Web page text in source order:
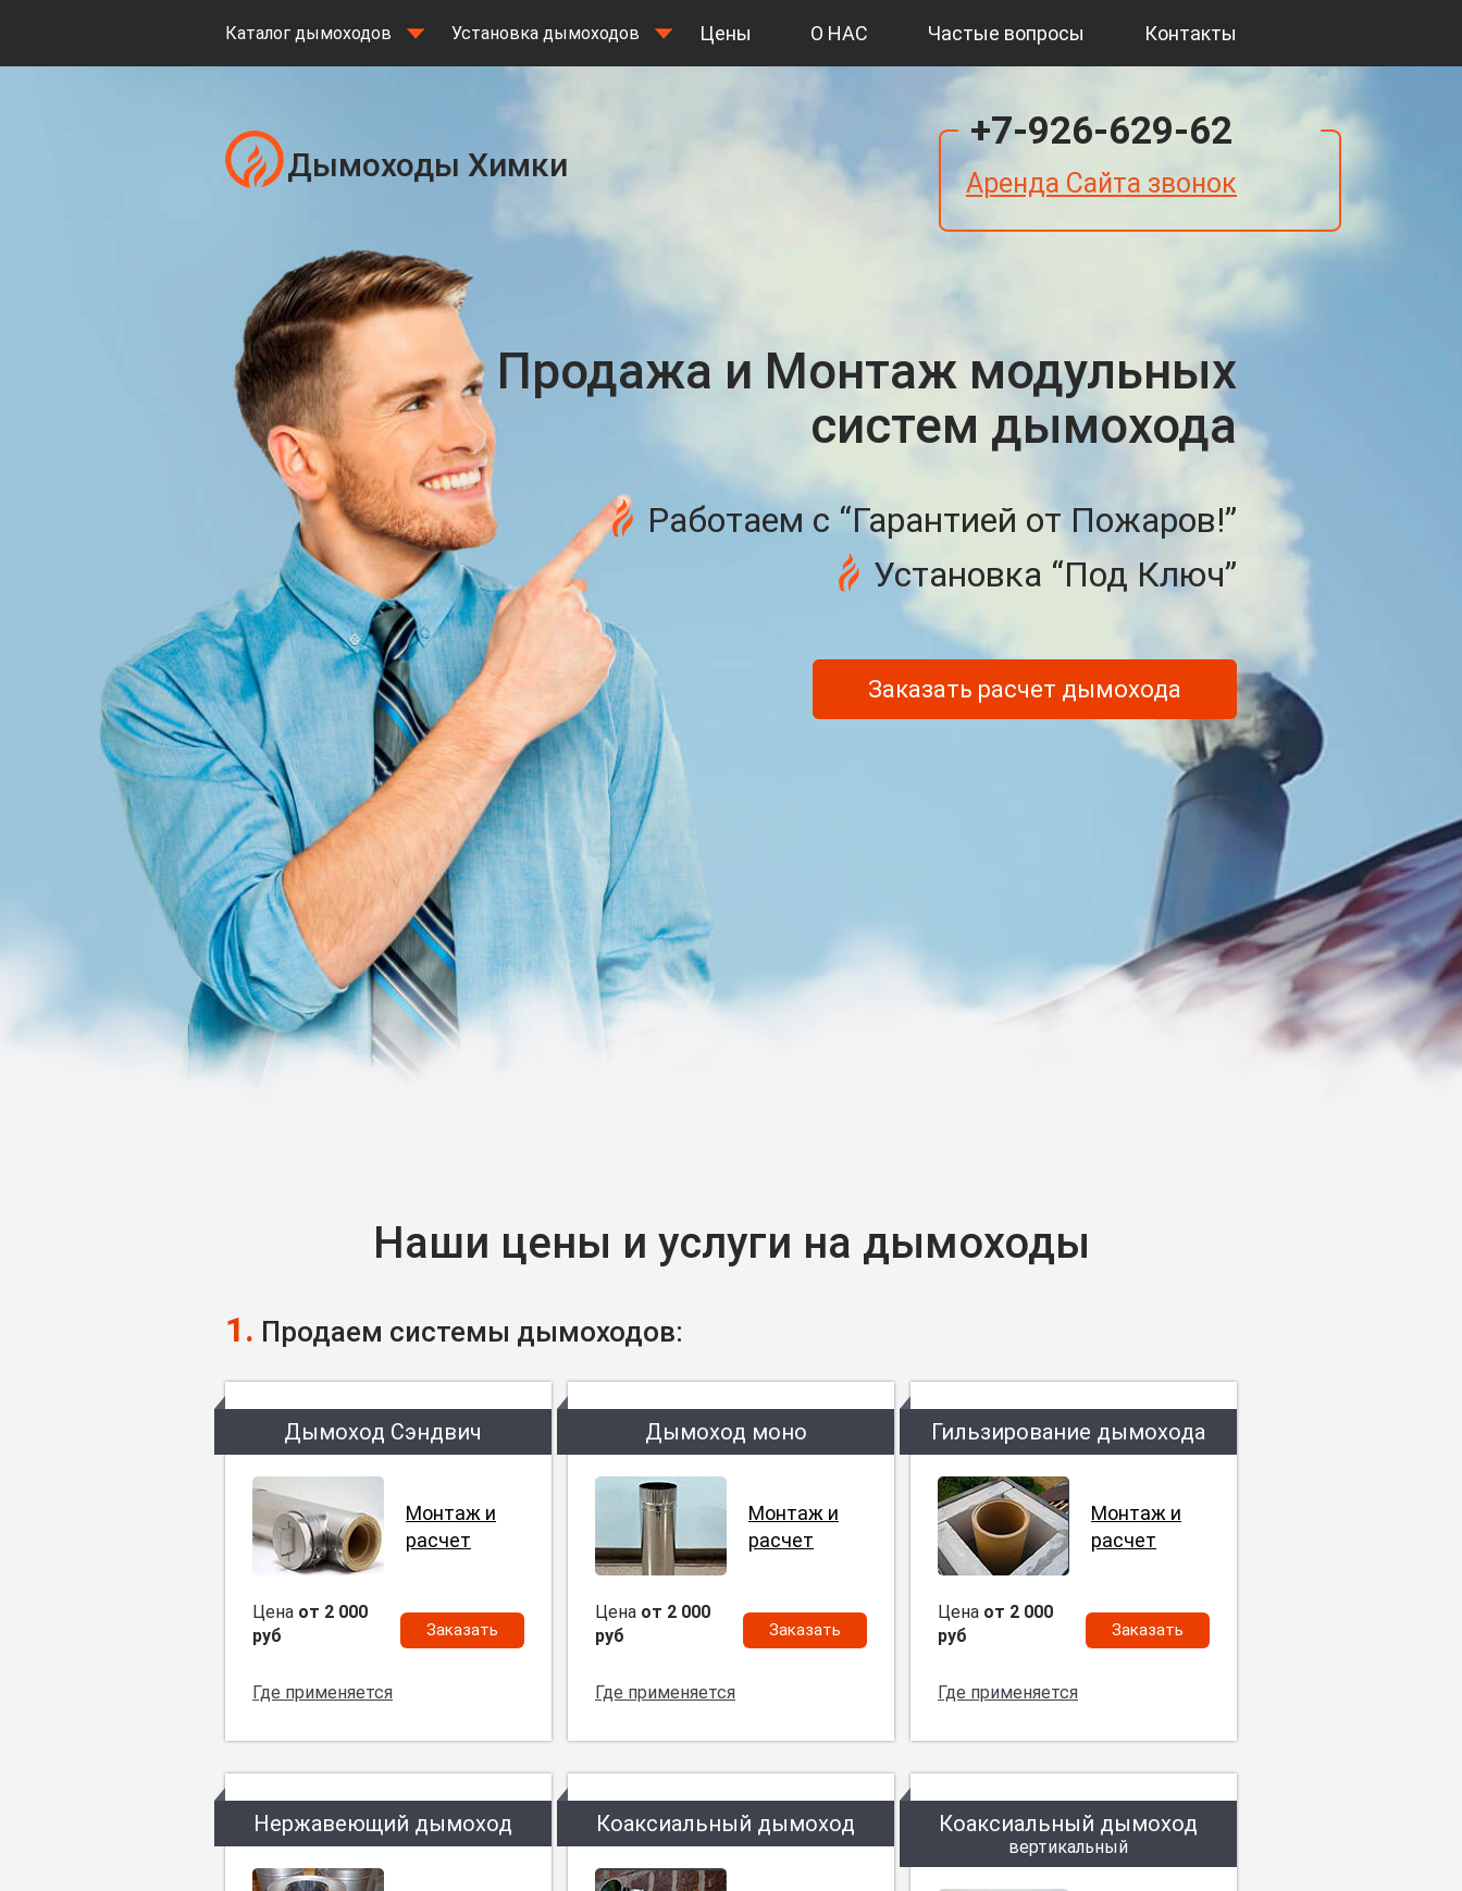
Каталог дымоходов Установка дымоходов Цены О НАС Частые вопросы Контакты
Дымоходы Химки
+7-926-629-62
Аренда Сайта звонок
Продажа и Монтаж модульных
систем дымохода
Работаем с “Гарантией от Пожаров!”
Установка “Под Ключ”
Заказать расчет дымохода
Наши цены и услуги на дымоходы
1. Продаем системы дымоходов:
Дымоход Сэндвич
Монтаж и
расчет
Цена от 2 000
руб
Заказать
Где применяется
Дымоход моно
Монтаж и
расчет
Цена от 2 000
руб
Заказать
Где применяется
Гильзирование дымохода
Монтаж и
расчет
Цена от 2 000
руб
Заказать
Где применяется
Нержавеющий дымоход Коаксиальный дымоход Коаксиальный дымоход
вертикальный